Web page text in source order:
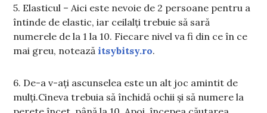
5. Elasticul – Aici este nevoie de 2 persoane pentru a
întinde de elastic, iar ceilalți trebuie să sară
numerele de la 1 la 10. Fiecare nivel va fi din ce în ce
mai greu, notează itsybitsy.ro.
6. De-a v-ați ascunselea este un alt joc amintit de
mulți.Cineva trebuia să închidă ochii și să numere la